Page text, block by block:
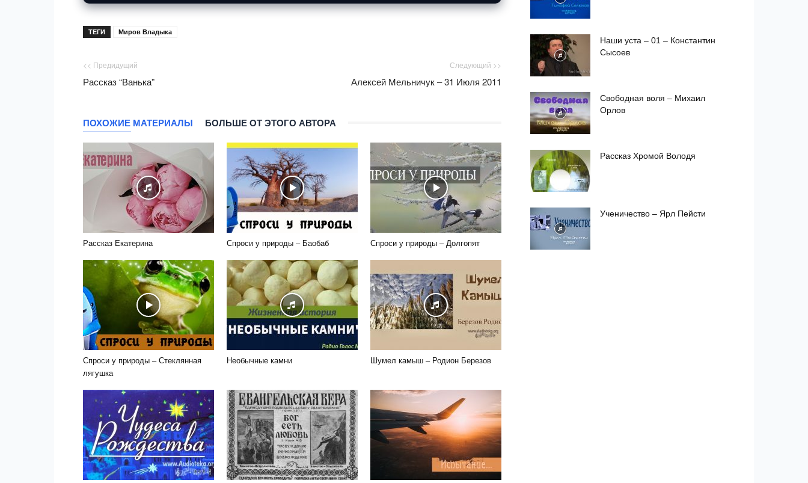
ТЕГИ Миров Владыка
<< Предидущий
Рассказ “Ванька”
Следующий >>
Алексей Мельничук – 31 Июля 2011
ПОХОЖИЕ МАТЕРИАЛЫ БОЛЬШЕ ОТ ЭТОГО АВТОРА
Рассказ Екатерина Спроси у природы – Баобаб Спроси у природы – Долгопят
Спроси у природы – Стеклянная
лягушка
Необычные камни Шумел камыш – Родион Березов
Наши уста – 01 – Константин
Сысоев
Свободная воля – Михаил
Орлов
Рассказ Хромой Володя
Ученичество – Ярл Пейсти